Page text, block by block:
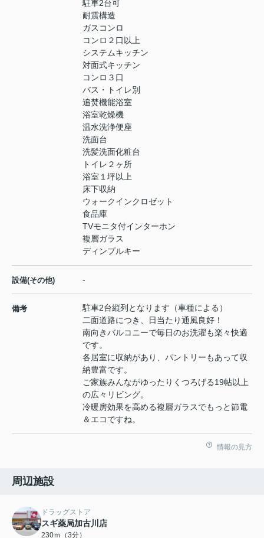
駐車2台可
耐震構造
ガスコンロ
コンロ２口以上
システムキッチン
対面式キッチン
コンロ３口
バス・トイレ別
追焚機能浴室
浴室乾燥機
温水洗浄便座
洗面台
洗髪洗面化粧台
トイレ２ヶ所
浴室１坪以上
床下収納
ウォークインクロゼット
食品庫
TVモニタ付インターホン
複層ガラス
ディンプルキー
設備(その他) -
備考
駐車2台縦列となります（車種による）
二面道路につき、日当たり通風良好！
南向きバルコニーで毎日のお洗濯も楽々快適
です。
各居室に収納があり、パントリーもあって収
納豊富です。
ご家族みんながゆったりくつろげる19帖以上
の広々リビング。
冷暖房効果を高める複層ガラスでもっと節電
＆エコですね。
情報の見方
周辺施設
ドラッグストア
スギ薬局加古川店
230ｍ（3分）